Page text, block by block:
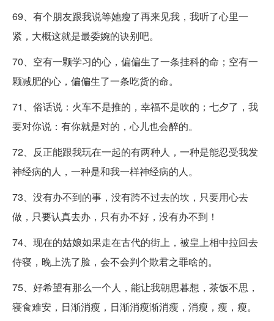
69、有个朋友跟我说等她瘦了再来见我，我听了心里一
紧，大概这就是最委婉的诀别吧。
70、空有一颗学习的心，偏偏生了一条挂科的命；空有一
颗减肥的心，偏偏生了一条吃货的命。
71、俗话说：火车不是推的，幸福不是吹的；七夕了，我
要对你说：有你就是对的，心儿也会醉的。
72、反正能跟我玩在一起的有两种人，一种是能忍受我发
神经病的人，一种是和我一样神经病的人。
73、没有办不到的事，没有跨不过去的坎，只要用心去
做，只要认真去办，只有办不好，没有办不到！
74、现在的姑娘如果走在古代的街上，被皇上相中拉回去
侍寝，晚上洗了脸，会不会判个欺君之罪啥的。
75、好希望有那么一个人，能让我朝思暮想，茶饭不思，
寝食难安，日渐消瘦，日渐消瘦渐消瘦，消瘦，瘦，瘦。